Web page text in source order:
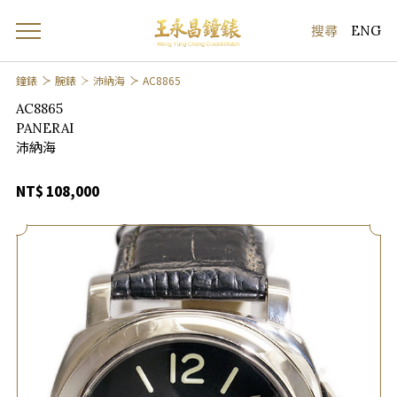
ENG
鐘錶 腕錶 沛納海 AC8865
AC8865
PANERAI
沛納海
NT$ 108,000